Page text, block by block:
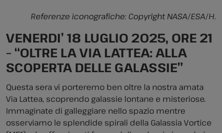
Referenze iconografiche: Copyright NASA/ESA/H.
VENERDI’ 18 LUGLIO 2025, ORE 21
– “OLTRE LA VIA LATTEA: ALLA
SCOPERTA DELLE GALASSIE”
Questa sera vi porteremo ben oltre la nostra amata
Via Lattea, scoprendo galassie lontane e misteriose.
Immaginate di galleggiare nello spazio mentre
osserviamo le splendide spirali della Galassia Vortice